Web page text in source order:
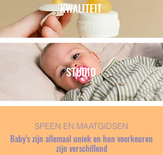
KWALITEIT
STUDIO
SPEEN EN MAATGIDSEN
Baby's zijn allemaal uniek en hun voorkeuren
zijn verschillend